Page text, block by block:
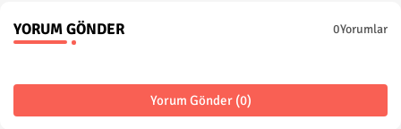
YORUM GÖNDER 0Yorumlar
Yorum Gönder (0)